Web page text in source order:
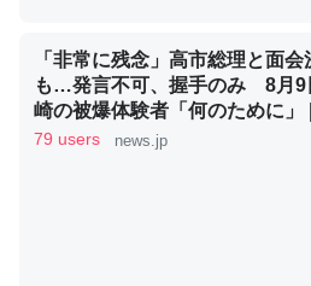
昆虫ってカルシウム少ないのか。
コオロギのカルシウム分はエビの
─ニュース :: 【研究発表】昆虫学の大
「非常に残念」高市総理と面会
も…発言不可、握手のみ 8月9
崎の被爆体験者「何のために」 |
NEWSjp
79 users news.jp